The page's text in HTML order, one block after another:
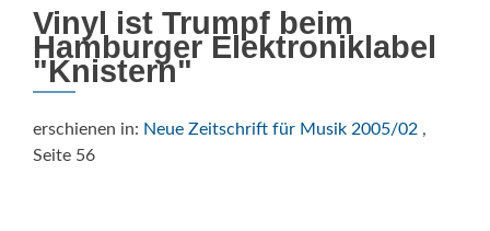
Vinyl ist Trumpf beim
Hamburger Elektroniklabel
"Knistern"
erschienen in: Neue Zeitschrift für Musik 2005/02 ,
Seite 56